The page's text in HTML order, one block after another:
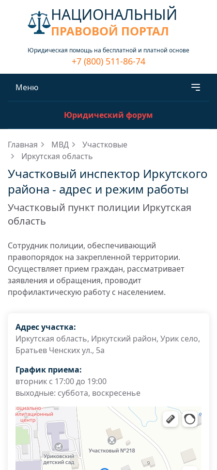
НАЦИОНАЛЬНЫЙ
ПРАВОВОЙ ПОРТАЛ
Юридическая помощь на бесплатной и платной основе
+7 (800) 511-86-74
Меню
Юридический форум
Главная МВД
Участковые
Иркутская область
Участковый инспектор Иркутского
района - адрес и режим работы
Участковый пункт полиции Иркутская
область
Сотрудник полиции, обеспечивающий
правопорядок на закрепленной территории.
Осуществляет прием граждан, рассматривает
заявления и обращения, проводит
профилактическую работу с населением.
Адрес участка:
Иркутская область, Иркутский район, Урик село,
Братьев Ченских ул., 5а
График приема:
вторник с 17:00 до 19:00
выходные: суббота, воскресенье